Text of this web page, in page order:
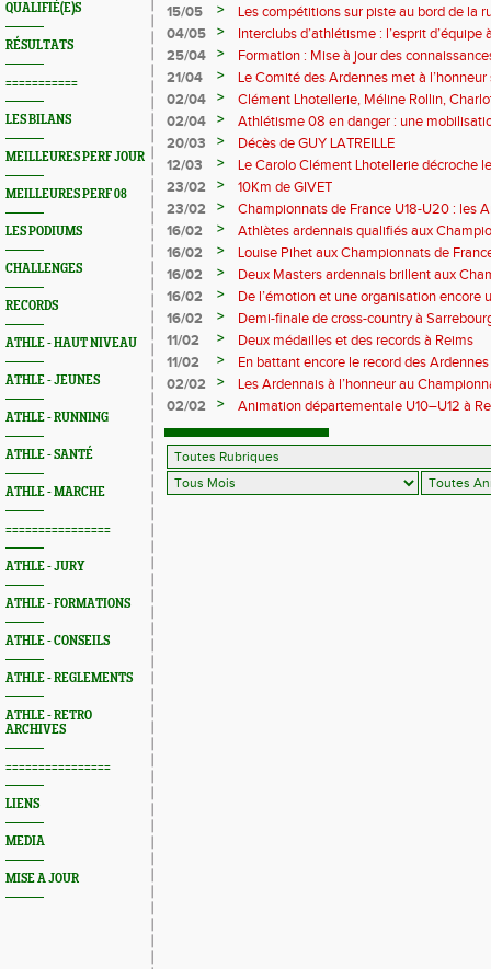
QUALIFIÉ(E)S
RÉSULTATS
===========
LES BILANS
MEILLEURES PERF JOUR
MEILLEURES PERF 08
LES PODIUMS
CHALLENGES
RECORDS
ATHLE - HAUT NIVEAU
ATHLE - JEUNES
ATHLE - RUNNING
ATHLE - SANTÉ
ATHLE - MARCHE
================
ATHLE - JURY
ATHLE - FORMATIONS
ATHLE - CONSEILS
ATHLE - REGLEMENTS
ATHLE - RETRO
ARCHIVES
================
LIENS
MEDIA
MISE A JOUR
15/05
>
Les compétitions sur piste au bord de la
04/05
>
Interclubs d’athlétisme : l’esprit d’équipe
rempart contre la sédentarité des jeunes
25/04 >
Formation : Mise à jour des
M372)
21/04 >
Le Comité des Ardennes met à
02/04
>
Clément Lhotellerie, Méline Rollin,
prolifique pour les coureurs ardennais
02/04 >
Athlétisme 08 en danger : une
20/03
>
Décès de GUY LATREILLE
12/03
>
Le Carolo Clément Lhotellerie décroche
master de cross-country
23/02 >
10Km de GIVET
23/02
>
Championnats de France U18-U20 : les
Val-de-Reuil
16/02 >
Athlètes ardennais qualifiés aux
en salle
16/02 >
Louise Pihet aux Championnats de
16/02
>
Deux Masters ardennais brillent aux
Saint‑Brieuc
16/02 >
De l’émotion et une organisation encore
Trail 2026
16/02 >
Demi-finale de cross-country à
boue… et à la fête !
11/02 >
Deux médailles et des records à Reims
11/02
>
En battant encore le record des
Pihet ira aux championnats de France
02/02 >
Les Ardennais à l’honneur au
02/02
>
Animation départementale U10–U12 à